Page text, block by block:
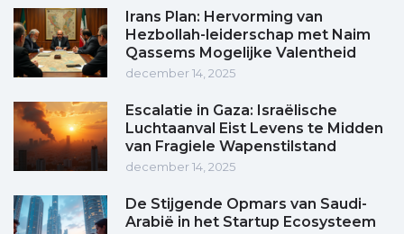
Irans Plan: Hervorming van
Hezbollah-leiderschap met Naim
Qassems Mogelijke Valentheid
december 14, 2025
Escalatie in Gaza: Israëlische
Luchtaanval Eist Levens te Midden
van Fragiele Wapenstilstand
december 14, 2025
De Stijgende Opmars van Saudi-
Arabië in het Startup Ecosysteem